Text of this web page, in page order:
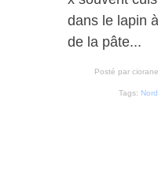
dans le lapin
de la pâte...
Posté par
Tags: Nord